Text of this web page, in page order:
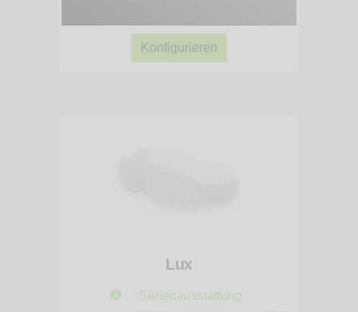
Konfigurieren
Lux
Serienausstattung